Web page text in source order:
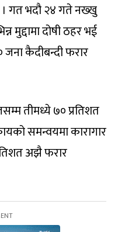
गत भदौ २४ गते नख्खु
मुद्दामा दोषी ठहर भई
कैदीबन्दी फरार
तीमध्ये ७० प्रतिशत
समन्वयमा कारागार
अझै फरार